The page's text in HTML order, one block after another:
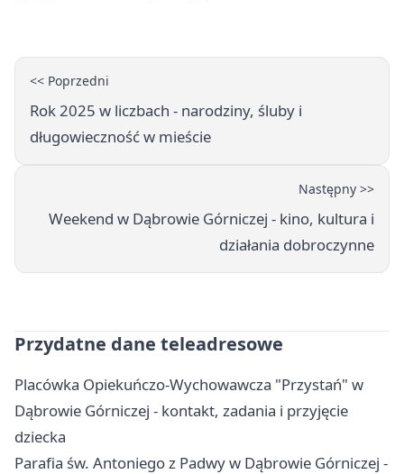
<< Poprzedni
Rok 2025 w liczbach - narodziny, śluby i
długowieczność w mieście
Następny >>
Weekend w Dąbrowie Górniczej - kino, kultura i
działania dobroczynne
Przydatne dane teleadresowe
Placówka Opiekuńczo-Wychowawcza "Przystań" w
Dąbrowie Górniczej - kontakt, zadania i przyjęcie
dziecka
Parafia św. Antoniego z Padwy w Dąbrowie Górniczej -